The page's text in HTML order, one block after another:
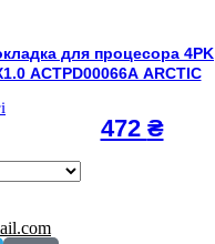
для процесора 4PK
ACTPD00066A ARCTIC
472 ₴